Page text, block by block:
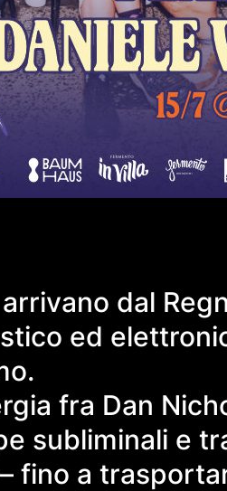
dal
ed
fra Dan
subliminali e
fino a